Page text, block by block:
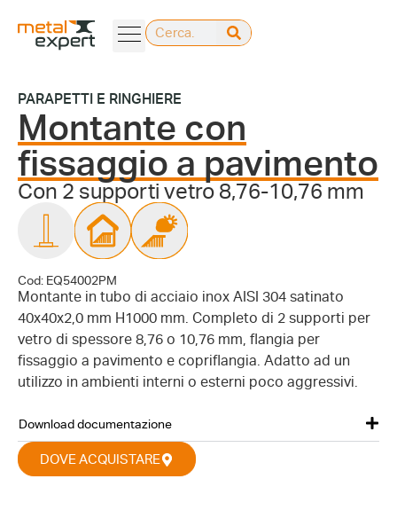
PARAPETTI E RINGHIERE
Montante con
fissaggio a pavimento
Con 2 supporti vetro 8,76-10,76 mm
Cod: EQ54002PM
Montante in tubo di acciaio inox AISI 304 satinato
40x40x2,0 mm H1000 mm. Completo di 2 supporti per
vetro di spessore 8,76 o 10,76 mm, flangia per
fissaggio a pavimento e copriflangia. Adatto ad un
utilizzo in ambienti interni o esterni poco aggressivi.
Download documentazione
DOVE ACQUISTARE